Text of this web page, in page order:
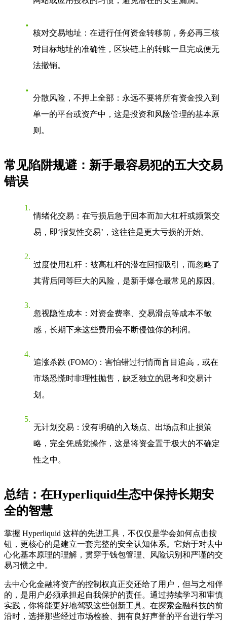
核对交易地址 ：在进行任何资金转移前，务必再三核
对目标地址的准确性，区块链上的转账一旦完成便无
法撤销。
分散风险，不押上全部 ：永远不要将所有资金投入到
单一的平台或资产中，这是投资和风险管理的基本原
则。
常见陷阱规避：新手最容易犯的五大交易
错误
情绪化交易 ：在亏损后急于回本而加大杠杆或频繁交
易，即‘报复性交易’，这往往是更大亏损的开始。
过度使用杠杆 ：被高杠杆的潜在回报吸引，而忽略了
其背后同等巨大的风险，是新手爆仓最常见的原因。
忽视隐性成本 ：对资金费率、交易滑点等成本不敏
感，长期下来这些费用会不断侵蚀你的利润。
追涨杀跌 (FOMO) ：害怕错过行情而盲目追高，或在
市场恐慌时非理性抛售，缺乏独立的思考和交易计
划。
无计划交易 ：没有明确的入场点、出场点和止损策
略，完全凭感觉操作，这是将资金置于极大的不确定
性之中。
总结：在Hyperliquid生态中保持长期安
全的智慧
掌握 Hyperliquid 这样的先进工具，不仅仅是学会如何点击按
钮，更核心的是建立一套完整的安全认知体系。它始于对去中
心化基本原理的理解，贯穿于钱包管理、风险识别和严谨的交
易习惯之中。
去中心化金融将资产的控制权真正交还给了用户，但与之相伴
的，是用户必须承担起自我保护的责任。通过持续学习和审慎
实践，你将能更好地驾驭这些创新工具。在探索金融科技的前
沿时，选择那些经过市场检验、拥有良好声誉的平台进行学习